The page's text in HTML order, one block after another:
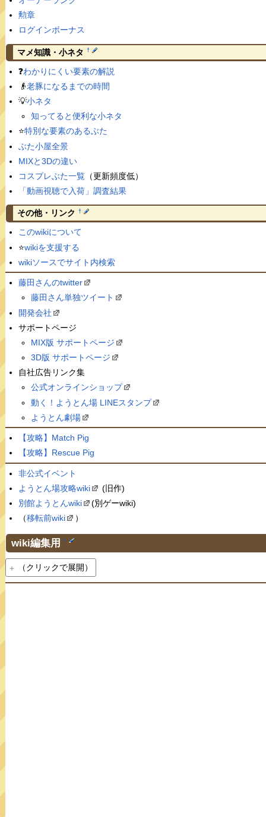
勲章
ログインボーナス
マメ知識・小ネタ †
❓わかりにくい要素の解説
👴老豚になるまでの時間
💡小ネタ
知ってると便利な小ネタ
⭐️特別な要素のあるぶた
ぶた小屋全景
MIXと3Dの違い
コスプレぶた一覧（更新頻度低）
「動画視聴で入荷」調査結果
その他・リンク †
このwikiについて
⭐️wikiを支援する
wikiソースでサイト内検索
藤田さんのtwitter
藤田さん単独ツイート
開発会社
サポートページ
MIX版 サポートページ
3D版 サポートページ
自社広告リンク集
公式オンラインショップ
動く！ようとん場 LINEスタンプ
ようとん劇場
【攻略】Match Pig
【攻略】Rescue Pig
非公式イベント
ようとん場攻略wiki
(旧作)
別館ようとんwiki
(別ゲーwiki)
（移転前wiki ）
wiki編集用 †
（クリックで展開）